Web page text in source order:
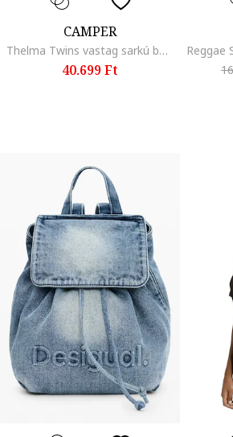
CAMPER
Thelma Twins vastag sarkú bőrszandál masnival, Fekete
40.699 Ft